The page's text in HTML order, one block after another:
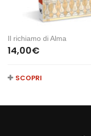
Il richiamo di Alma
14,00€
SCOPRI